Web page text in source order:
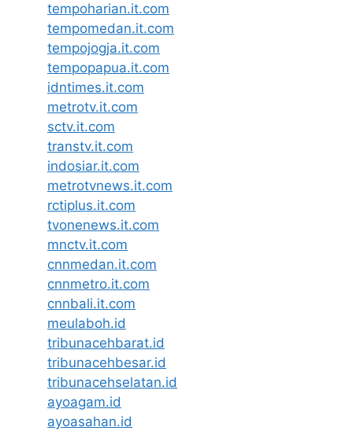
tempoharian.it.com
tempomedan.it.com
tempojogja.it.com
tempopapua.it.com
idntimes.it.com
metrotv.it.com
sctv.it.com
transtv.it.com
indosiar.it.com
metrotvnews.it.com
rctiplus.it.com
tvonenews.it.com
mnctv.it.com
cnnmedan.it.com
cnnmetro.it.com
cnnbali.it.com
meulaboh.id
tribunacehbarat.id
tribunacehbesar.id
tribunacehselatan.id
ayoagam.id
ayoasahan.id